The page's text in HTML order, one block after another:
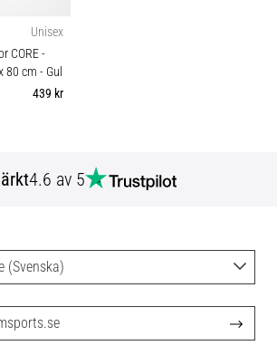
Unisex
CORE -
80 cm - Gul
439 kr
4.6 av 5
(Svenska)